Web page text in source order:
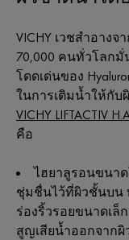
VICHY เวชสำอาง
70,000 คนทั่วโลก
โดดเด่นของ
ในการเติมน้ำให้กั
VICHY LIFTACTIV
คือ
ไฮยาลูรอนขนา
ชุ่มชื่นไว้ที่ผิวชั้นบน
ร่องริ้วรอยขนาดเล็
สูญเสียน้ำออกจาก